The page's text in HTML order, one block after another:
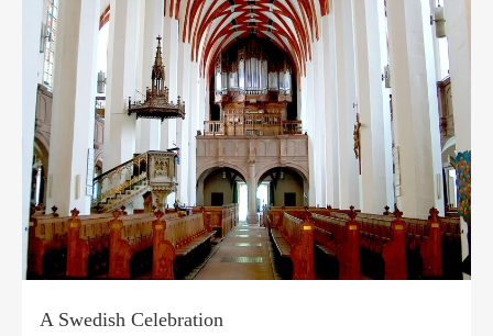
A Swedish Celebration